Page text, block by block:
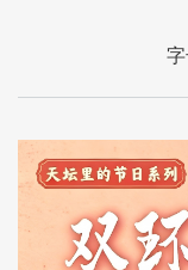
字